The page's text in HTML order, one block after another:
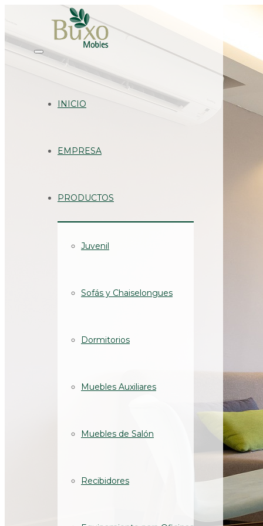
INICIO
EMPRESA
PRODUCTOS
Juvenil
Sofás y Chaiselongues
Dormitorios
Muebles Auxiliares
Muebles de Salón
Recibidores